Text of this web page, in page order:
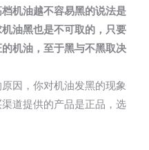
机油越不容易黑的说法是
油黑也是不可取的，只要
机油，至于黑与不黑取决
因，你对机油发黑的现象
道提供的产品是正品，选